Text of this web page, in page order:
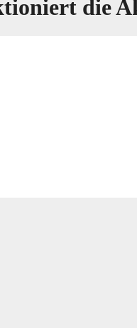
die